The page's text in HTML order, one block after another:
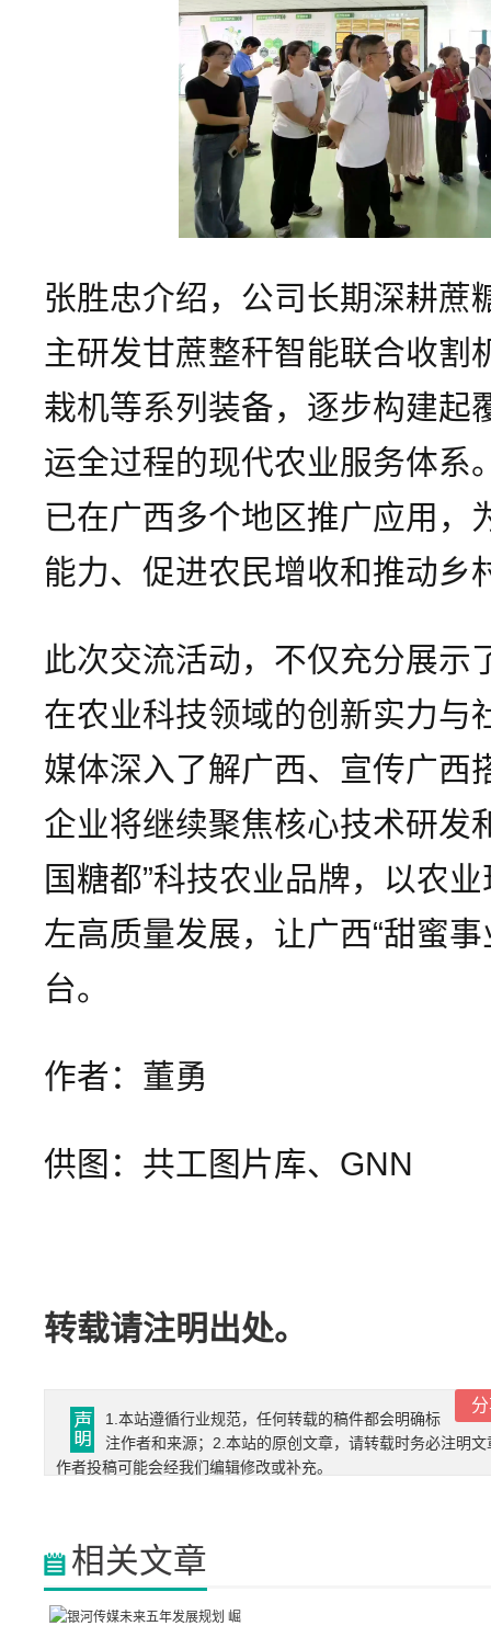
张胜忠介绍，公司长期深耕蔗
主研发甘蔗整秆智能联合收割
栽机等系列装备，逐步构建起
运全过程的现代农业服务体系
已在广西多个地区推广应用，
能力、促进农民增收和推动乡
此次交流活动，不仅充分展示
在农业科技领域的创新实力与
媒体深入了解广西、宣传广西
企业将继续聚焦核心技术研发
国糖都”科技农业品牌，以农
左高质量发展，让广西“甜蜜
台。
作者：董勇
供图：共工图片库、GNN
转载请注明出处。
1.本站遵循行业规范，任何转载的稿件都会明确标
注作者和来源；2.本站的原创文章，请转载时务必注明
作者投稿可能会经我们编辑修改或补充。
相关文章